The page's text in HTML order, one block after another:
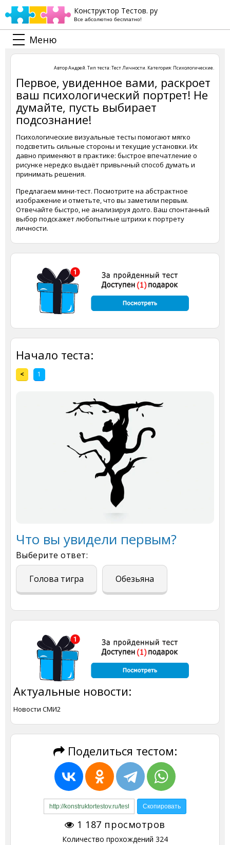
Конструктор Тестов. ру
Все абсолютно бесплатно!
Меню
АвторАндрей. Тип теста:Тест Личности. Категория: Психологические.
Первое, увиденное вами, раскроет
ваш психологический портрет! Не
думайте, пусть выбирает
подсознание!
Психологические визуальные тесты помогают мягко
подсветить сильные стороны и текущие установки. Их
давно применяют в практике: быстрое впечатление о
рисунке нередко выдаёт привычный способ думать и
принимать решения.
Предлагаем мини-тест. Посмотрите на абстрактное
изображение и отметьте, что вы заметили первым.
Отвечайте быстро, не анализируя долго. Ваш спонтанный
выбор подскажет любопытные штрихи к портрету
личности.
Начало теста:
< 1
Что вы увидели первым?
Выберите ответ:
Голова тигра Обезьяна
Актуальные новости:
Новости СМИ2
Поделиться тестом:
1 187 просмотров
Количество прохождений 324